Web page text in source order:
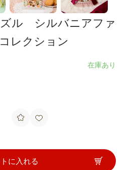
ズル シルバニアファ
レクション
在庫あり
に入れる